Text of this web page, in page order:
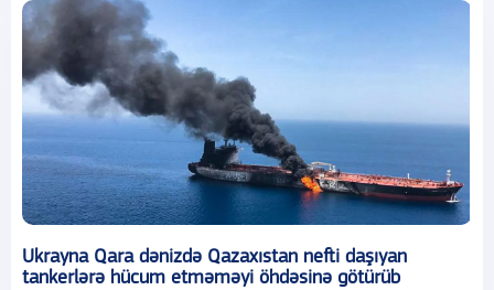
Ukrayna Qara dənizdə Qazaxıstan nefti daşıyan
tankerlərə hücum etməməyi öhdəsinə götürüb